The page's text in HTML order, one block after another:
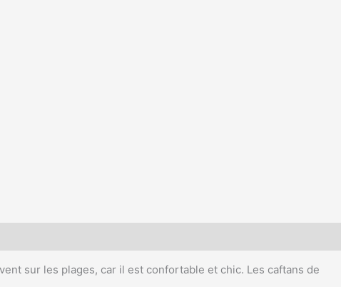
sur les plages, car il est confortable et chic. Les caftans de